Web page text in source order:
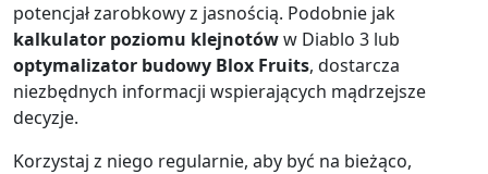
potencjał zarobkowy z jasnością. Podobnie jak
kalkulator poziomu klejnotóww Diablo 3 lub
optymalizator budowy Blox Fruits, dostarcza
niezbędnych informacji wspierających mądrzejsze
decyzje.
Korzystaj z niego regularnie, aby być na bieżąco,